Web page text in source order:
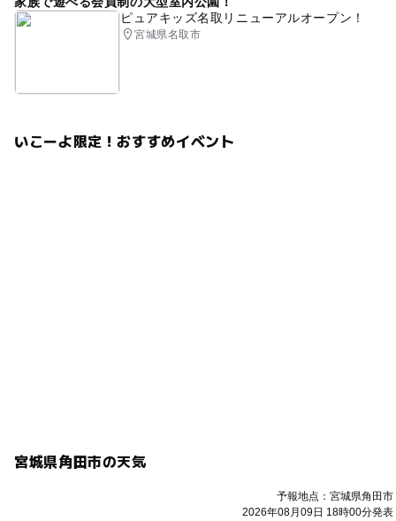
ピュアキッズ名取リニューアルオープン！
宮城県名取市
いこーよ限定！おすすめイベント
宮城県角田市の天気
予報地点：宮城県角田市
2026年08月09日 18時00分発表